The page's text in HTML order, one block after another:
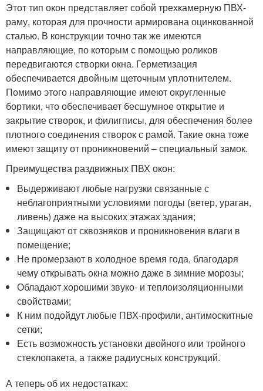
Этот тип окон представляет собой трехкамерную ПВХ-
раму, которая для прочности армирована оцинкованной
сталью. В конструкции точно так же имеются
направляющие, по которым с помощью роликов
передвигаются створки окна. Герметизация
обеспечивается двойным щеточным уплотнителем.
Помимо этого направляющие имеют округленные
бортики, что обеспечивает бесшумное открытие и
закрытие створок, и филигписы, для обеспечения более
плотного соединения створок с рамой. Такие окна тоже
имеют защиту от проникновений – специальный замок.
Преимущества раздвижных ПВХ окон:
Выдерживают любые нагрузки связанные с
неблагоприятными условиями погоды (ветер, ураган,
ливень) даже на высоких этажах здания;
Защищают от сквозняков и проникновения влаги в
помещение;
Не промерзают в холодное время года, благодаря
чему открывать окна можно даже в зимние морозы;
Обладают хорошими звуко- и теплоизоляционными
свойствами;
К ним подойдут любые ПВХ-профили, антимоскитные
сетки;
Есть возможность установки двойного или тройного
стеклопакета, а также радиусных конструкций.
А теперь об их недостатках: